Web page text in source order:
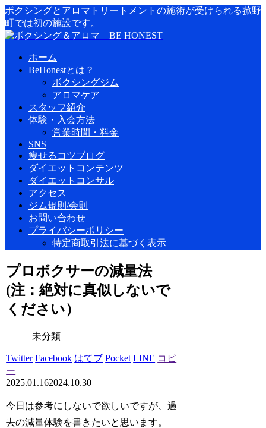
ボクシングとアロマトリートメントの施術が受けられる菰野
町では初の施設です。
ホーム
BeHonestとは？
ボクシングジム
アロマケア
スタッフ紹介
体験・入会方法
営業時間・料金
SNS
痩せるコツブログ
ダイエットコンテンツ
ダイエットコンサル
アクセス
ジム規則/会則
お問い合わせ
プライバシーポリシー
特定商取引法に基づく表示
プロボクサーの減量法
(注：絶対に真似しないで
ください）
未分類
Twitter Facebook はてブ Pocket LINE コピ
ー
2025.01.162024.10.30
今日は参考にしないで欲しいですが、過
去の減量体験を書きたいと思います。